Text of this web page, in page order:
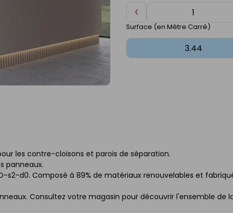
Diminuer
de
Surface (en Mètre Carré)
les contre-cloisons et parois de séparation.
panneaux.
s2-d0. Composé à 89% de matériaux renouvelables et
Consultez votre magasin pour découvrir l'ensemble de